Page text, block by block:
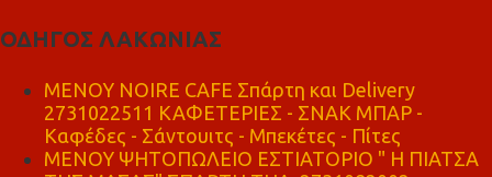
ΟΔΗΓΟΣ ΛΑΚΩΝΙΑΣ
MENOY NOIRE CAFE Σπάρτη και Delivery
2731022511 ΚΑΦΕΤΕΡΙΕΣ - ΣΝΑΚ ΜΠΑΡ -
Καφέδες - Σάντουιτς - Μπεκέτες - Πίτες
ΜΕΝΟΥ ΨΗΤΟΠΩΛΕΙΟ ΕΣΤΙΑΤΟΡΙΟ " Η ΠΙΑΤΣΑ